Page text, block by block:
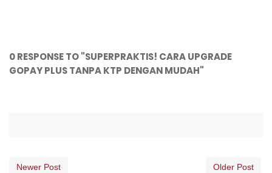
0 RESPONSE TO "SUPERPRAKTIS! CARA UPGRADE
GOPAY PLUS TANPA KTP DENGAN MUDAH"
Newer Post Older Post